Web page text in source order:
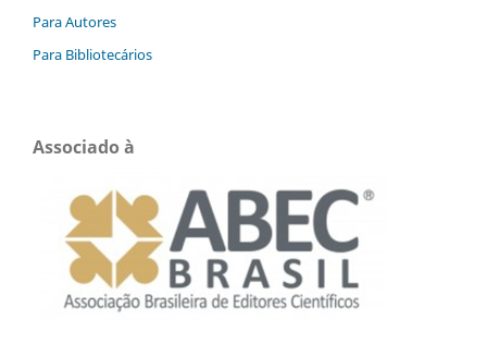
Para Autores
Para Bibliotecários
Associado à